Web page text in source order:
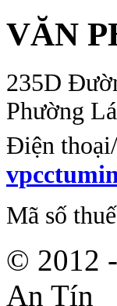
VĂN
235D
Phường
Điện
Mã số
© 2012
An Tín